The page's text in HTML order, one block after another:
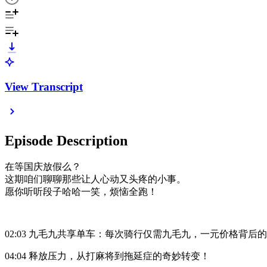
View Transcript
Episode Description
在等国庆放假么？
这期咱们聊聊那些让人心动又头疼的小事。
愿你听听段子哈哈一笑，烦恼全跑！
02:03 九毛九共享单车：每次骑行仅需九毛九，一元价格背后
04:04 释放压力，从打麻将到拖延症的奇妙转变！